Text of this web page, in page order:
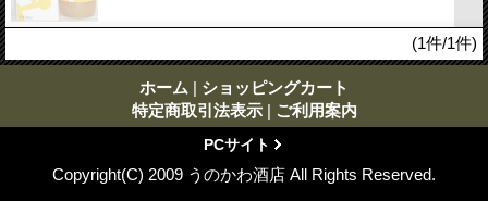
(1件/1件)
ホーム | ショッピングカート
特定商取引法表示 | ご利用案内
PCサイト
Copyright(C) 2009 うのかわ酒店 All Rights Reserved.